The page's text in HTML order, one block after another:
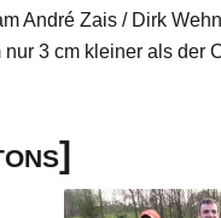
André Zais / Dirk
3 cm kleiner als der